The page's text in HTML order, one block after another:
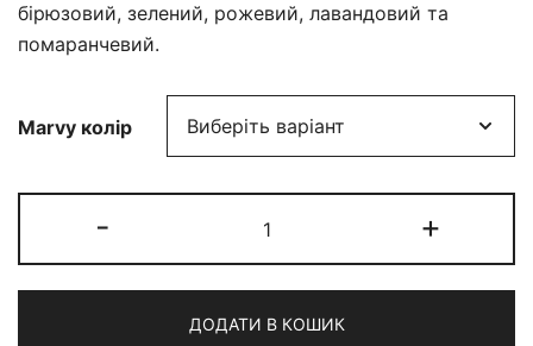
бірюзовий, зелений, рожевий, лавандовий та
помаранчевий.
Marvy колір
-
Marvy
Le
кількість
+
ДОДАТИ В КОШИК